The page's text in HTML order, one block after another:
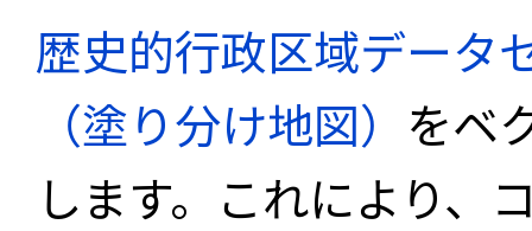
歴史的行政区域データ
（塗り分け地図） をベ
します。これにより、